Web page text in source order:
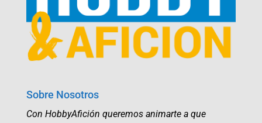
Sobre Nosotros
Con HobbyAfición queremos animarte a que